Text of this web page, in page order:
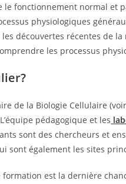
le fonctionnement normal et
physiologiques
découvertes récentes de
les processus
de la Biologie Cellulaire
pédagogique et les
sont des chercheurs et
sont également les sites
est la dernière